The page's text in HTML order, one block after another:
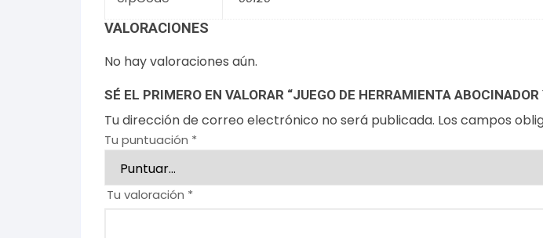
VALORACIONES
No hay valoraciones aún.
SÉ EL PRIMERO EN VALORAR “JUEGO DE HERRAMIENTA
Tu dirección de correo electrónico no será publicada. Los campos
Tu puntuación *
Tu valoración *